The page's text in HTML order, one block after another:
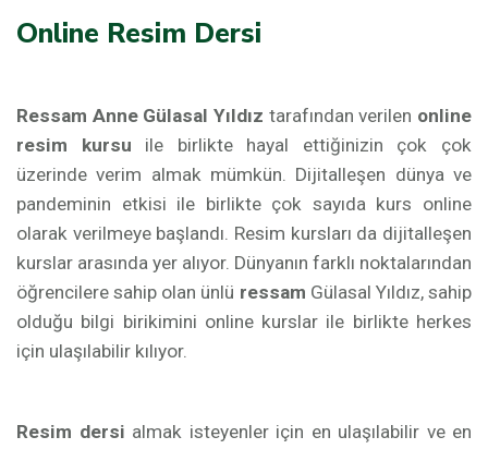
Online Resim Dersi
Ressam Anne Gülasal Yıldız tarafından verilen online
resim kursu ile birlikte hayal ettiğinizin çok çok
üzerinde verim almak mümkün. Dijitalleşen dünya ve
pandeminin etkisi ile birlikte çok sayıda kurs online
olarak verilmeye başlandı. Resim kursları da dijitalleşen
kurslar arasında yer alıyor. Dünyanın farklı noktalarından
öğrencilere sahip olan ünlü ressam Gülasal Yıldız, sahip
olduğu bilgi birikimini online kurslar ile birlikte herkes
için ulaşılabilir kılıyor.
Resim dersi almak isteyenler için en ulaşılabilir ve en